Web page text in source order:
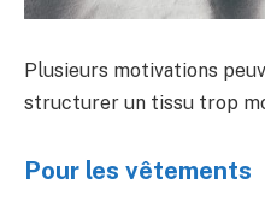
Plusieurs motivations
structurer un tissu trop
Pour les vêtements